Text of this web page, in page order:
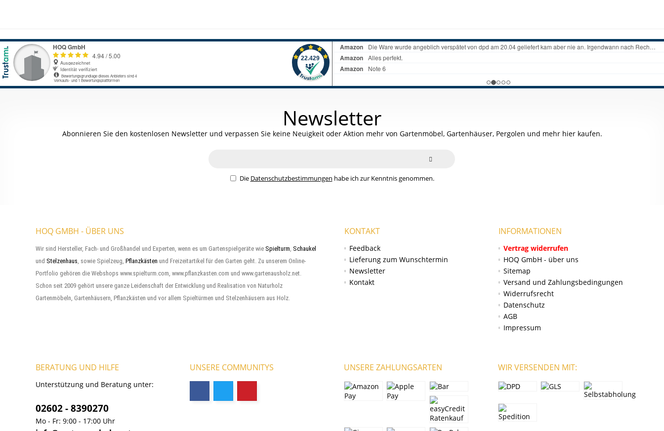
Newsletter
Abonnieren Sie den kostenlosen Newsletter und verpassen Sie keine Neuigkeit oder Aktion mehr von Gartenmöbel, Gartenhäuser, Pergolen und mehr hier kaufen.
Die Datenschutzbestimmungen habe ich zur Kenntnis genommen.
HOQ GMBH - ÜBER UNS
Wir sind Hersteller, Fach- und Großhandel und Experten, wenn es um Gartenspielgeräte wie Spielturm, Schaukel
und Stelzenhaus, sowie Spielzeug, Pflanzkästen und Freizeitartikel für den Garten geht. Zu unserem Online-
Portfolio gehören die Webshops www.spielturm.com, www.pflanzkasten.com und www.gartenausholz.net.
Schon seit 2009 gehört unsere ganze Leidenschaft der Entwicklung und Realisation von Naturholz
Gartenmöbeln, Gartenhäusern, Pflanzkästen und vor allem Spieltürmen und Stelzenhäusern aus Holz.
KONTAKT
Feedback
Lieferung zum Wunschtermin
Newsletter
Kontakt
INFORMATIONEN
Vertrag widerrufen
HOQ GmbH - über uns
Sitemap
Versand und Zahlungsbedingungen
Widerrufsrecht
Datenschutz
AGB
Impressum
BERATUNG UND HILFE
Unterstützung und Beratung unter:
02602 - 8390270
Mo - Fr: 9:00 - 17:00 Uhr
UNSERE COMMUNITYS UNSERE ZAHLUNGSARTEN WIR VERSENDEN MIT: